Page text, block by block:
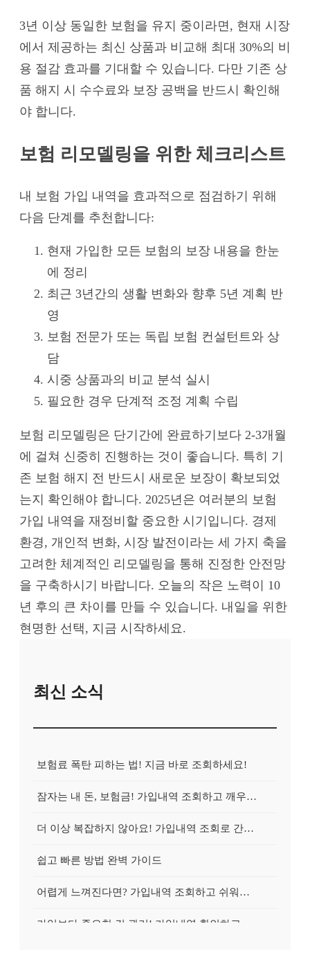
3년 이상 동일한 보험을 유지 중이라면, 현재 시장
에서 제공하는 최신 상품과 비교해 최대 30%의 비
용 절감 효과를 기대할 수 있습니다. 다만 기존 상
품 해지 시 수수료와 보장 공백을 반드시 확인해
야 합니다.
보험 리모델링을 위한 체크리스트
내 보험 가입 내역을 효과적으로 점검하기 위해
다음 단계를 추천합니다:
현재 가입한 모든 보험의 보장 내용을 한눈
에 정리
최근 3년간의 생활 변화와 향후 5년 계획 반
영
보험 전문가 또는 독립 보험 컨설턴트와 상
담
시중 상품과의 비교 분석 실시
필요한 경우 단계적 조정 계획 수립
보험 리모델링은 단기간에 완료하기보다 2-3개월
에 걸쳐 신중히 진행하는 것이 좋습니다. 특히 기
존 보험 해지 전 반드시 새로운 보장이 확보되었
는지 확인해야 합니다. 2025년은 여러분의 보험
가입 내역을 재정비할 중요한 시기입니다. 경제
환경, 개인적 변화, 시장 발전이라는 세 가지 축을
고려한 체계적인 리모델링을 통해 진정한 안전망
을 구축하시기 바랍니다. 오늘의 작은 노력이 10
년 후의 큰 차이를 만들 수 있습니다. 내일을 위한
현명한 선택, 지금 시작하세요.
최신 소식
보험료 폭탄 피하는 법! 지금 바로 조회하세요!
잠자는 내 돈, 보험금! 가입내역 조회하고 깨우는 방법
더 이상 복잡하지 않아요! 가입내역 조회로 간편하게 청구!
쉽고 빠른 방법 완벽 가이드
어렵게 느껴진다면? 가입내역 조회하고 쉬워지는 마법!